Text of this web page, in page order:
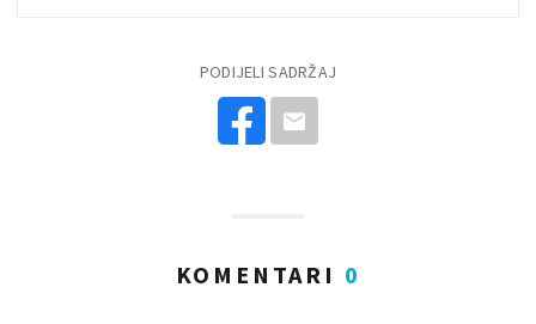
PODIJELI SADRŽAJ
KOMENTARI 0